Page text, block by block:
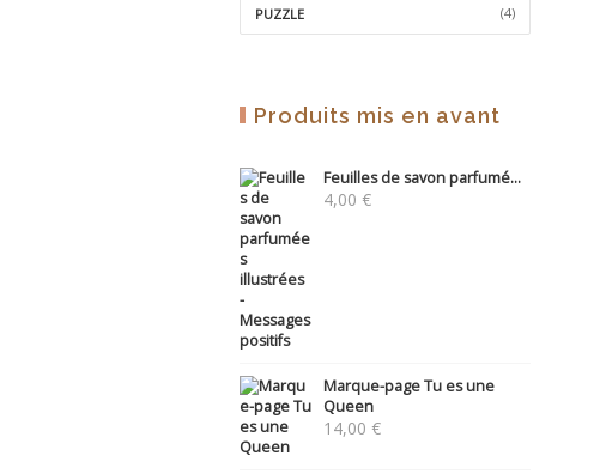
PUZZLE (4)
Produits mis en avant
Feuilles de savon parfumé...
4,00 €
Marque-page Tu es une
Queen
14,00 €